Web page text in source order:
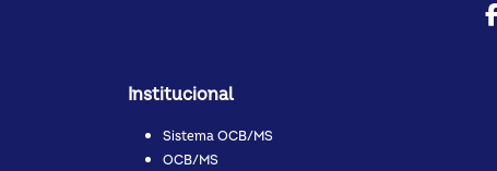
Institucional
Sistema OCB/MS
OCB/MS